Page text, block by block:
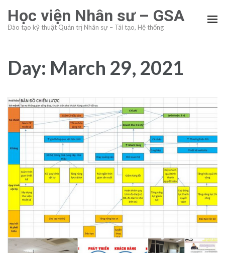
content
Enter)
Học viện Nhân sư – GSA
Đào tạo kỹ thuật Quản trị Nhân sự – Tái tạo, Hệ thống
Day: March 29, 2021